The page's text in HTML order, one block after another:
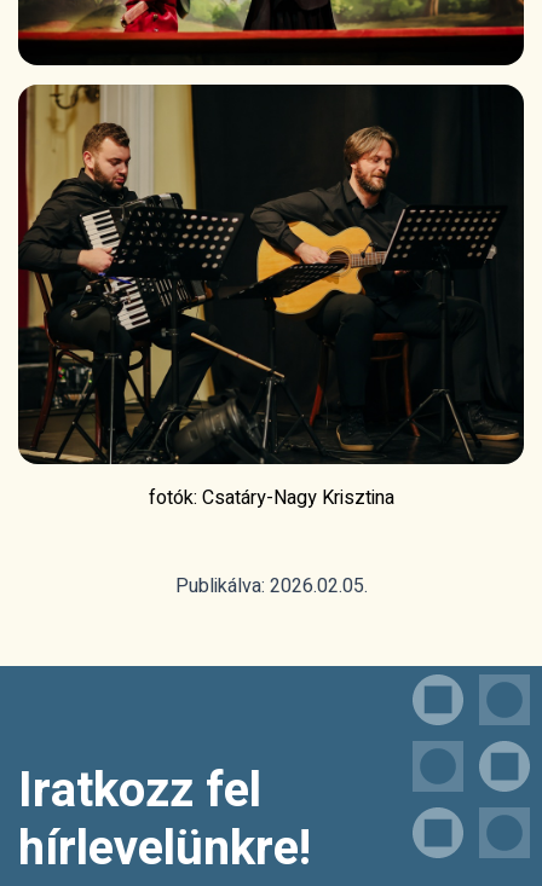
fotók: Csatáry-Nagy Krisztina
Publikálva: 2026.02.05.
Iratkozz fel
hírlevelünkre!